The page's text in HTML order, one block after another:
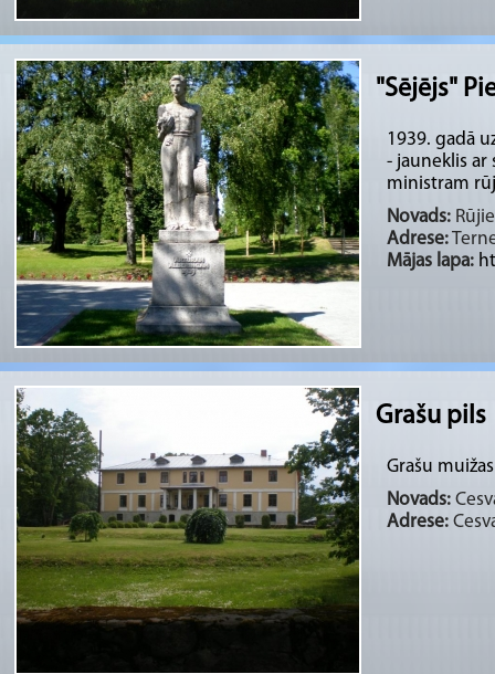
"Sējējs"
1939. gadā
- jauneklis ar
ministram
Novads:
Adrese:
Mājas lapa:
Grašu pils
Grašu
Novads:
Adrese: